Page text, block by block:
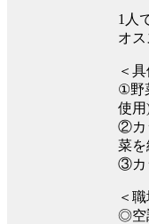
1人
オ
＜
①野
使用
②カ
菜を
③カ
＜
◎空